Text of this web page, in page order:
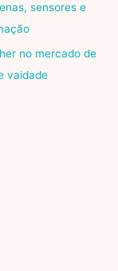
sensores e
no mercado de
vaidade